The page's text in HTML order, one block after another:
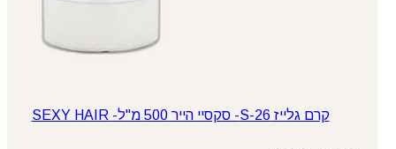
קרם גלייז S-26- סקסיי הייר 500 מ"ל- SEXY HAIR